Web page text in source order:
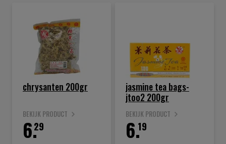
chrysanten 200gr
BEKIJK PRODUCT
29
6.
jasmine tea bags-
jtoo2 200gr
BEKIJK PRODUCT
19
6.